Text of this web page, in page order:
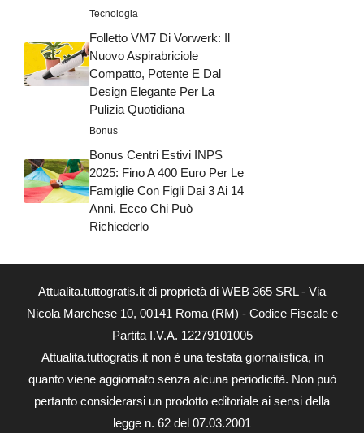
Tecnologia
Folletto VM7 Di Vorwerk: Il
Nuovo Aspirabriciole
Compatto, Potente E Dal
Design Elegante Per La
Pulizia Quotidiana
Bonus
Bonus Centri Estivi INPS
2025: Fino A 400 Euro Per Le
Famiglie Con Figli Dai 3 Ai 14
Anni, Ecco Chi Può
Richiederlo
Attualita.tuttogratis.it di proprietà di WEB 365 SRL - Via
Nicola Marchese 10, 00141 Roma (RM) - Codice Fiscale e
Partita I.V.A. 12279101005
Attualita.tuttogratis.it non è una testata giornalistica, in
quanto viene aggiornato senza alcuna periodicità. Non può
pertanto considerarsi un prodotto editoriale ai sensi della
legge n. 62 del 07.03.2001